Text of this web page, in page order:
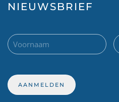
NIEUWSBRIEF